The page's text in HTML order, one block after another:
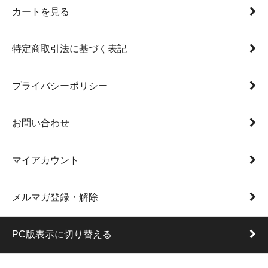
カートを見る
特定商取引法に基づく表記
プライバシーポリシー
お問い合わせ
マイアカウント
メルマガ登録・解除
PC版表示に切り替える